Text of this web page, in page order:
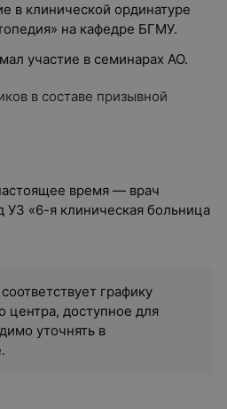
в клинической ординатуре
на кафедре БГМУ.
участие в семинарах АО.
в составе призывной
время — врач
УЗ «6-я клиническая больница
графику
центра, доступное для
уточнять в